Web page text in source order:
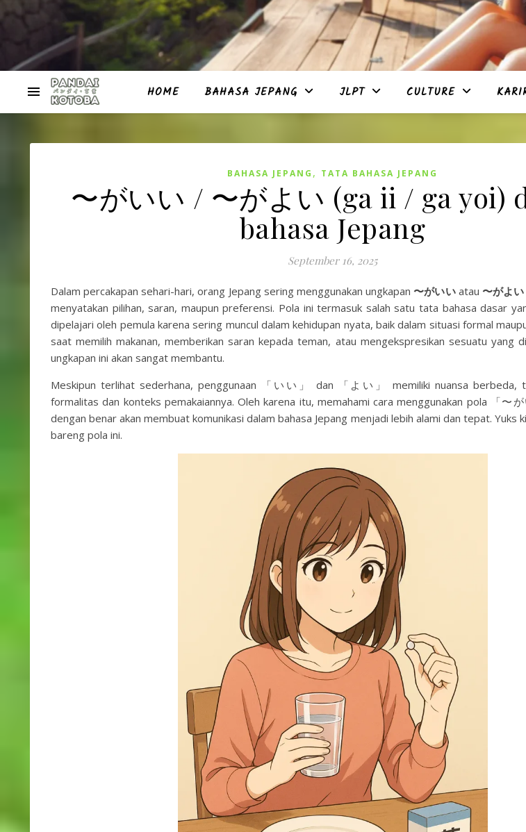
HOME BAHASA JEPANG JLPT CULTURE
BAHASA JEPANG , TATA BAHASA JEPANG
〜がいい / 〜がよい (ga ii / ga yoi)
bahasa Jepang
September 16, 2025
Dalam percakapan sehari-hari, orang Jepang sering menggunakan ungkapan 〜がいいatau 〜がよい
menyatakan pilihan, saran, maupun preferensi. Pola ini termasuk salah satu tata bahasa dasar
dipelajari oleh pemula karena sering muncul dalam kehidupan nyata, baik dalam situasi formal
saat memilih makanan, memberikan saran kepada teman, atau mengekspresikan sesuatu yang
ungkapan ini akan sangat membantu.
Meskipun terlihat sederhana, penggunaan 「いい」 dan 「よい」 memiliki nuansa berbeda,
formalitas dan konteks pemakaiannya. Oleh karena itu, memahami cara menggunakan pola 「〜
dengan benar akan membuat komunikasi dalam bahasa Jepang menjadi lebih alami dan tepat. Yuks
bareng pola ini.